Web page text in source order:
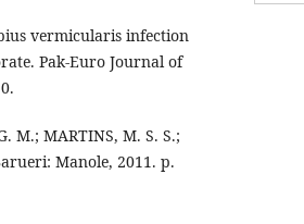
vermicularis infection
Pak-Euro Journal of
M.; MARTINS, M. S. S.;
Manole, 2011. p.